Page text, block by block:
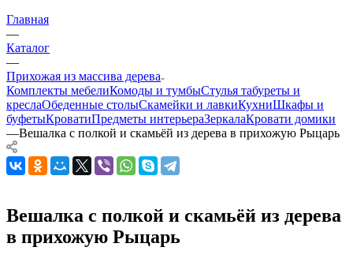
Главная
—
Каталог
—
Прихожая из массива дерева
Комплекты мебелиКомоды и тумбыСтулья табуреты и
креслаОбеденные столыСкамейки и лавкиКухниШкафы и
буфетыКроватиПредметы интерьераЗеркалаКровати домики
—Вешалка с полкой и скамьёй из дерева в прихожую Рыцарь
Вешалка с полкой и скамьёй из дерева
в прихожую Рыцарь